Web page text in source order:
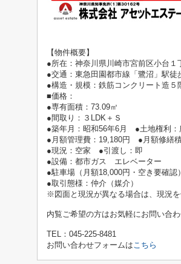
【物件概要】
●所在：神奈川県川崎市宮前区小台１
●交通： 東急田園都市線「鷺沼」駅徒
●構造・規模：鉄筋コンクリート造５
■価格：
●専有面積：73.09㎡
●間取り：３LDK＋Ｓ
●築年月：昭和56年6月 ●土地権利：
●月額管理費：19,180円 ●月額修繕
●現況：空家 ●引渡し：即
●設備：都市ガス エレベーター
●駐車場（月額18,000円・空き要確認）
●取引態様：仲介（媒介）
※図面と現況が異なる場合は、現況を
内覧ご希望の方はお気軽にお問い合わ
TEL：045-225-8481
お問い合わせフォームはこちら